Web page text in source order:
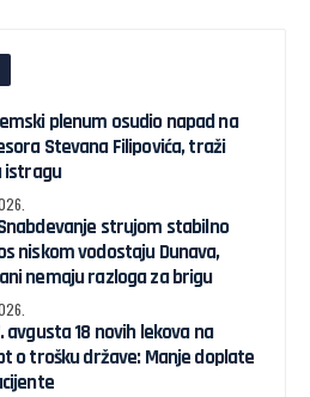
plenum osudio napad na
Stevana Filipovića, traži
istragu
Snabdevanje strujom stabilno
niskom vodostaju Dunava,
nemaju razloga za brigu
avgusta 18 novih lekova na
o trošku države: Manje doplate